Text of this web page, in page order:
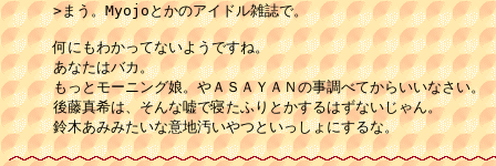
>まう。Myojoとかのアイドル雑誌で。
何にもわかってないようですね。
あなたはバカ。
もっとモーニング娘。やＡＳＡＹＡＮの事調べてからいいなさい。
後藤真希は、そんな嘘で寝たふりとかするはずないじゃん。
鈴木あみみたいな意地汚いやつといっしょにするな。